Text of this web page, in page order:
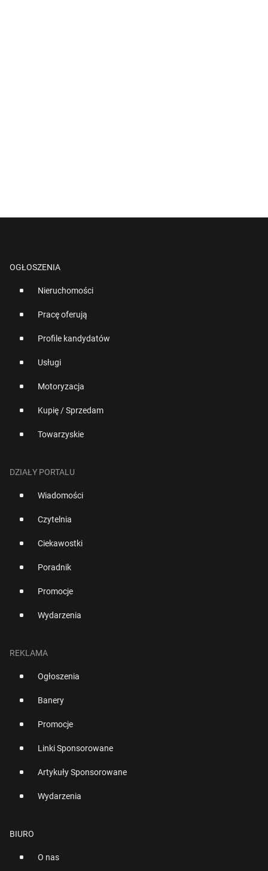
OGŁOSZENIA
Nieruchomości
Pracę oferują
Profile kandydatów
Usługi
Motoryzacja
Kupię / Sprzedam
Towarzyskie
DZIAŁY PORTALU
Wiadomości
Czytelnia
Ciekawostki
Poradnik
Promocje
Wydarzenia
REKLAMA
Ogłoszenia
Banery
Promocje
Linki Sponsorowane
Artykuły Sponsorowane
Wydarzenia
BIURO
O nas